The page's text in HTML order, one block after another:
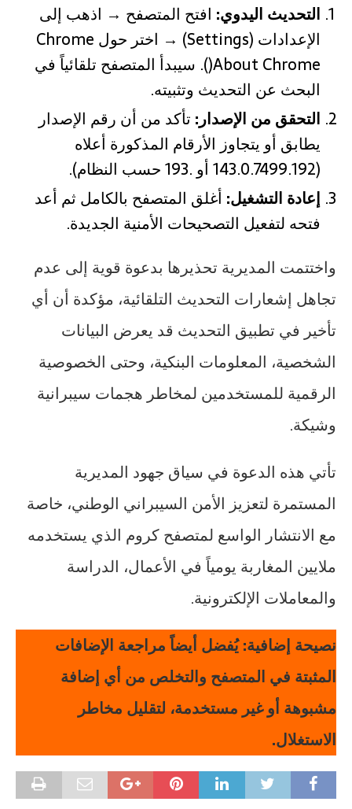
التحديث اليدوي: افتح المتصفح → اذهب إلى
الإعدادات (Settings) → اختر حول Chrome
)About Chrome). سيبدأ المتصفح تلقائياً في
البحث عن التحديث وتثبيته.
التحقق من الإصدار: تأكد من أن رقم الإصدار
يطابق أو يتجاوز الأرقام المذكورة أعلاه
(143.0.7499.192 أو .193 حسب النظام).
إعادة التشغيل: أغلق المتصفح بالكامل ثم أعد
فتحه لتفعيل التصحيحات الأمنية الجديدة.
واختتمت المديرية تحذيرها بدعوة قوية إلى عدم
تجاهل إشعارات التحديث التلقائية، مؤكدة أن أي
تأخير في تطبيق التحديث قد يعرض البيانات
الشخصية، المعلومات البنكية، وحتى الخصوصية
الرقمية للمستخدمين لمخاطر هجمات سيبرانية
وشيكة.
تأتي هذه الدعوة في سياق جهود المديرية
المستمرة لتعزيز الأمن السيبراني الوطني، خاصة
مع الانتشار الواسع لمتصفح كروم الذي يستخدمه
ملايين المغاربة يومياً في الأعمال، الدراسة
والمعاملات الإلكترونية.
نصيحة إضافية: يُفضل أيضاً مراجعة الإضافات
المثبتة في المتصفح والتخلص من أي إضافة
مشبوهة أو غير مستخدمة، لتقليل مخاطر
الاستغلال.